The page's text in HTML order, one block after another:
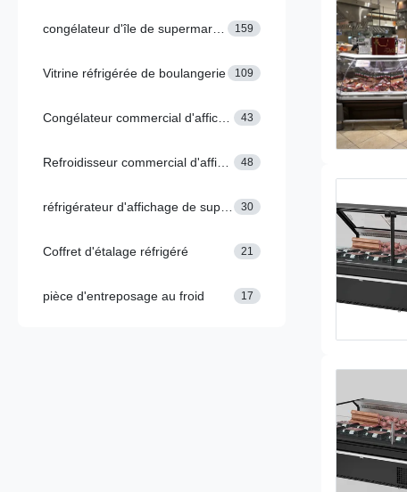
159
Vitrine réfrigérée de boulangerie 109
43
48
30
Coffret d'étalage réfrigéré 21
pièce d'entreposage au froid 17